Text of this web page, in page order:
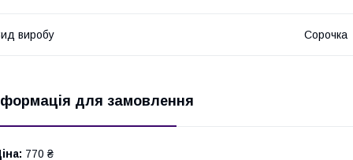
виробу Сорочка
для замовлення
770 ₴